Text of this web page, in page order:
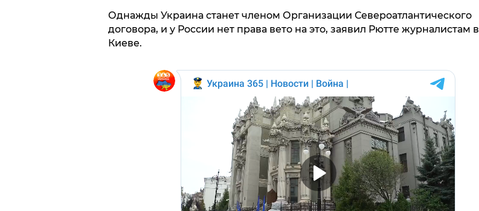
Однажды Украина станет членом Организации Североатлантического
договора, и у России нет права вето на это, заявил Рютте журналистам в
Киеве.